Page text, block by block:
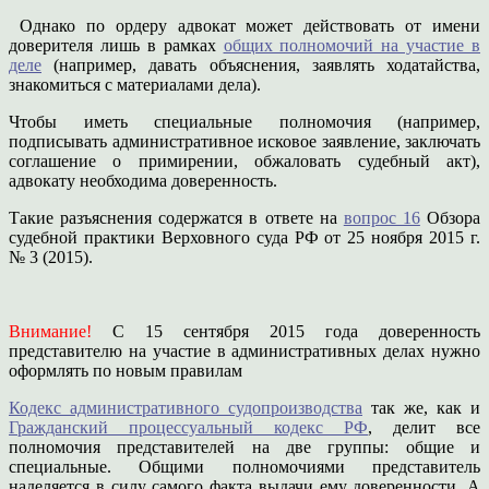
Однако по ордеру адвокат может действовать от имени
доверителя лишь в рамках общих полномочий на участие в
деле (например, давать объяснения, заявлять ходатайства,
знакомиться с материалами дела).
Чтобы иметь специальные полномочия (например,
подписывать административное исковое заявление, заключать
соглашение о примирении, обжаловать судебный акт),
адвокату необходима доверенность.
Такие разъяснения содержатся в ответе на вопрос 16Обзора
судебной практики Верховного суда РФ от 25 ноября 2015 г.
№ 3 (2015).
Внимание! С 15 сентября 2015 года доверенность
представителю на участие в административных делах нужно
оформлять по новым правилам
Кодекс административного судопроизводства так же, как и
Гражданский процессуальный кодекс РФ, делит все
полномочия представителей на две группы: общие и
специальные. Общими полномочиями представитель